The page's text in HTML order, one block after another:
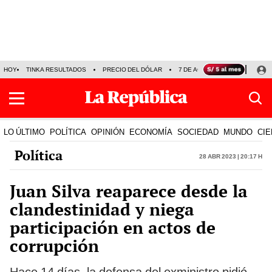
HOY TINKA RESULTADOS PRECIO DEL DÓLAR 7 DE AGOSTO OLLANTA
LO ÚLTIMO POLÍTICA OPINIÓN ECONOMÍA SOCIEDAD MUNDO
Política 28 Abr 2023 | 20:17 h
Juan Silva reaparece desde la
clandestinidad y niega
participación en actos de
corrupción